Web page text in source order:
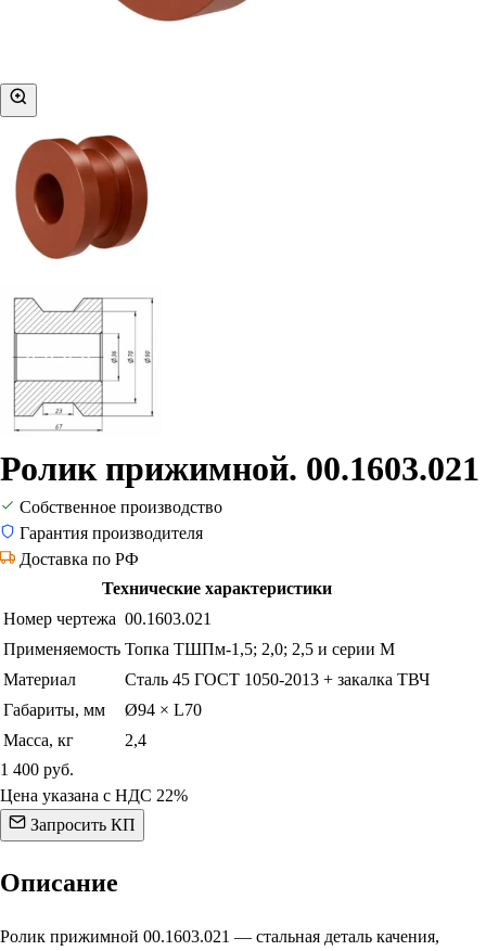
Ролик прижимной. 00.1603.021
Собственное производство
Гарантия производителя
Доставка по РФ
Технические характеристики
Номер чертежа 00.1603.021
Применяемость Топка ТШПм-1,5; 2,0; 2,5 и серии М
Материал
Сталь 45 ГОСТ 1050-2013 + закалка ТВЧ
Габариты, мм
Ø94 × L70
Масса, кг
2,4
1 400 руб.
Цена указана с НДС 22%
Запросить КП
Описание
Ролик прижимной 00.1603.021 — стальная деталь качения,